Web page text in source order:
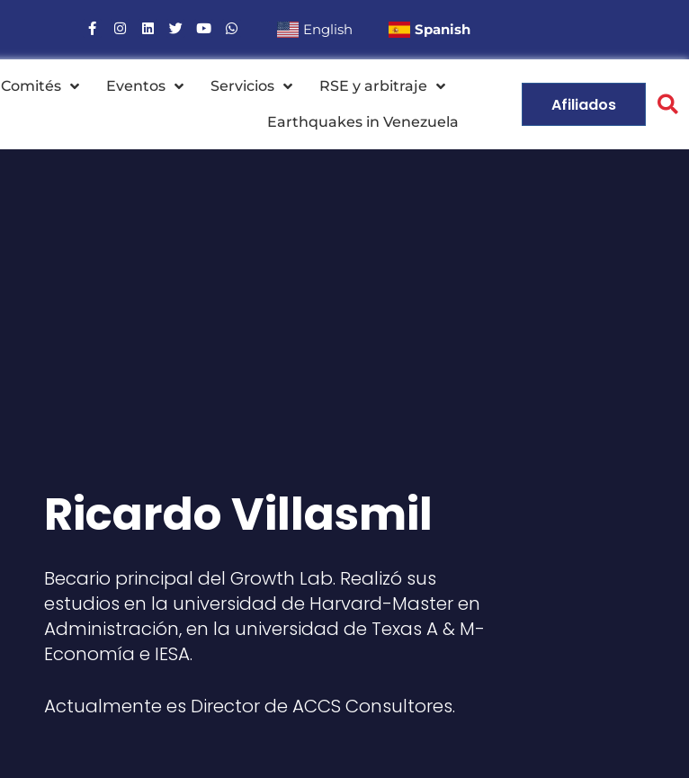
English Spanish
Comités Eventos Servicios RSE y arbitraje
Earthquakes in Venezuela
Afiliados
Ricardo Villasmil
Becario principal del Growth Lab. Realizó sus
estudios en la universidad de Harvard-Master en
Administración, en la universidad de Texas A & M-
Economía e IESA.
Actualmente es Director de ACCS Consultores.